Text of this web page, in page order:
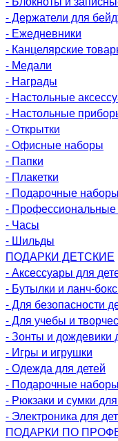
- Держатели для
- Ежедневники
- Канцелярские
- Медали
- Награды
- Настольные
- Настольные
- Открытки
- Офисные наборы
- Папки
- Плакетки
- Подарочные наборы
- Профессиональные
- Часы
- Шильды
ПОДАРКИ ДЕТСКИЕ
- Аксессуары для
- Бутылки и ланч-
- Для безопасности
- Для учебы и
- Зонты и дождевики
- Игры и игрушки
- Одежда для детей
- Подарочные
- Рюкзаки и сумки
- Электроника для
ПОДАРКИ ПО